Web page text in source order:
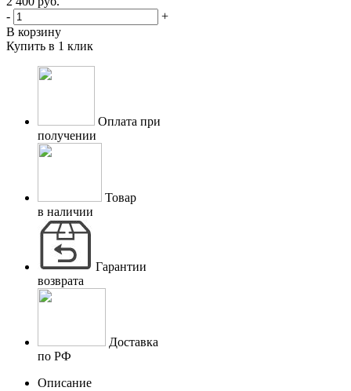
-
+
В корзину
Купить в 1 клик
Оплата при
получении
Товар
в наличии
Гарантии
возврата
Доставка
по РФ
Описание